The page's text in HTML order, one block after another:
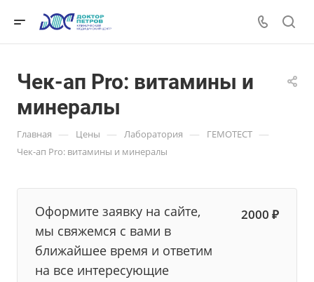
Чек-ап Pro: витамины и
минералы
Главная — Цены — Лаборатория — ГЕМОТЕСТ —
Чек-ап Pro: витамины и минералы
Оформите заявку на сайте,
мы свяжемся с вами в
ближайшее время и ответим
на все интересующие
2000 ₽